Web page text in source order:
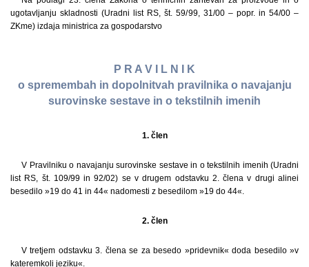
ugotavljanju skladnosti (Uradni list RS, št. 59/99, 31/00 – popr. in 54/00 –
ZKme) izdaja ministrica za gospodarstvo
P R A V I L N I K
o spremembah in dopolnitvah pravilnika o navajanju
surovinske sestave in o tekstilnih imenih
1. člen
V Pravilniku o navajanju surovinske sestave in o tekstilnih imenih (Uradni
list RS, št. 109/99 in 92/02) se v drugem odstavku 2. člena v drugi alinei
besedilo »19 do 41 in 44« nadomesti z besedilom »19 do 44«.
2. člen
V tretjem odstavku 3. člena se za besedo »pridevnik« doda besedilo »v
kateremkoli jeziku«.